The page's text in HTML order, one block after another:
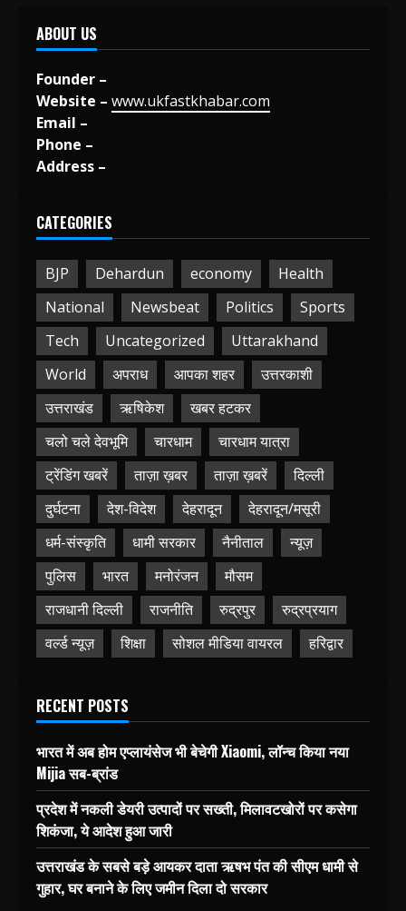
ABOUT US
Founder –
Website – www.ukfastkhabar.com
Email –
Phone –
Address –
CATEGORIES
BJP Dehardun economy
Health
National
Newsbeat Politics
Sports
Tech
Uncategorized
Uttarakhand
World
अपराध आपका शहर
उत्तरकाशी
उत्तराखंड
ऋषिकेश
खबर हटकर
चलो चले देवभूमि
चारधाम
चारधाम यात्रा
ट्रेंडिंग खबरें
ताज़ा ख़बर ताज़ा ख़बरें
दिल्ली
दुर्घटना
देश-विदेश देहरादून
देहरादून/मसूरी
धर्म-संस्कृति
धामी सरकार नैनीताल
न्यूज़
पुलिस
भारत मनोरंजन
मौसम
राजधानी दिल्ली
राजनीति रुद्रपुर
रुद्रप्रयाग
वर्ल्ड न्यूज़
शिक्षा सोशल मीडिया वायरल हरिद्वार
RECENT POSTS
भारत में अब होम एप्लायंसेज भी बेचेगी Xiaomi, लॉन्च किया नया
Mijia सब-ब्रांड
प्रदेश में नकली डेयरी उत्पादों पर सख्ती, मिलावटखोरों पर कसेगा
शिकंजा, ये आदेश हुआ जारी
उत्तराखंड के सबसे बड़े आयकर दाता ऋषभ पंत की सीएम धामी से
गुहार, घर बनाने के लिए जमीन दिला दो सरकार